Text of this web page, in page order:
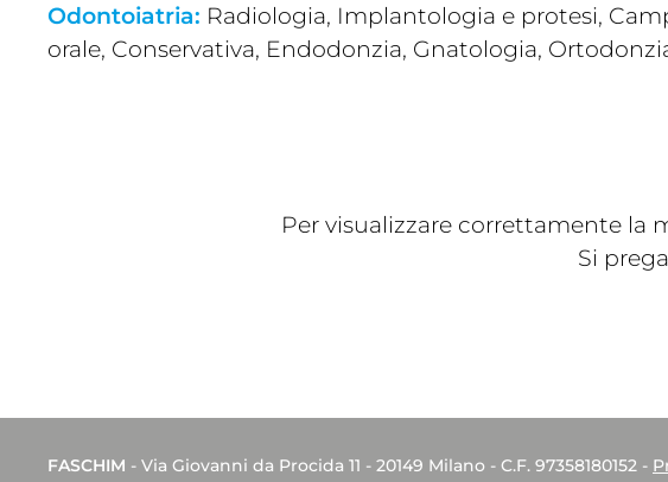
Odontoiatria: Radiologia, Implantologia e protesi,
orale, Conservativa, Endodonzia, Gnatologia,
Per visualizzare correttamente la
Si
FASCHIM - Via Giovanni da Procida 11 - 20149 Milano - C.F. 97358180152 -